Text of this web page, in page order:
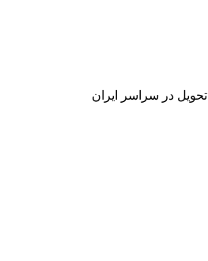
تحویل در سراسر ایران